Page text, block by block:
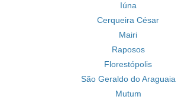
Iúna
Cerqueira César
Mairi
Raposos
Florestópolis
São Geraldo do Araguaia
Mutum